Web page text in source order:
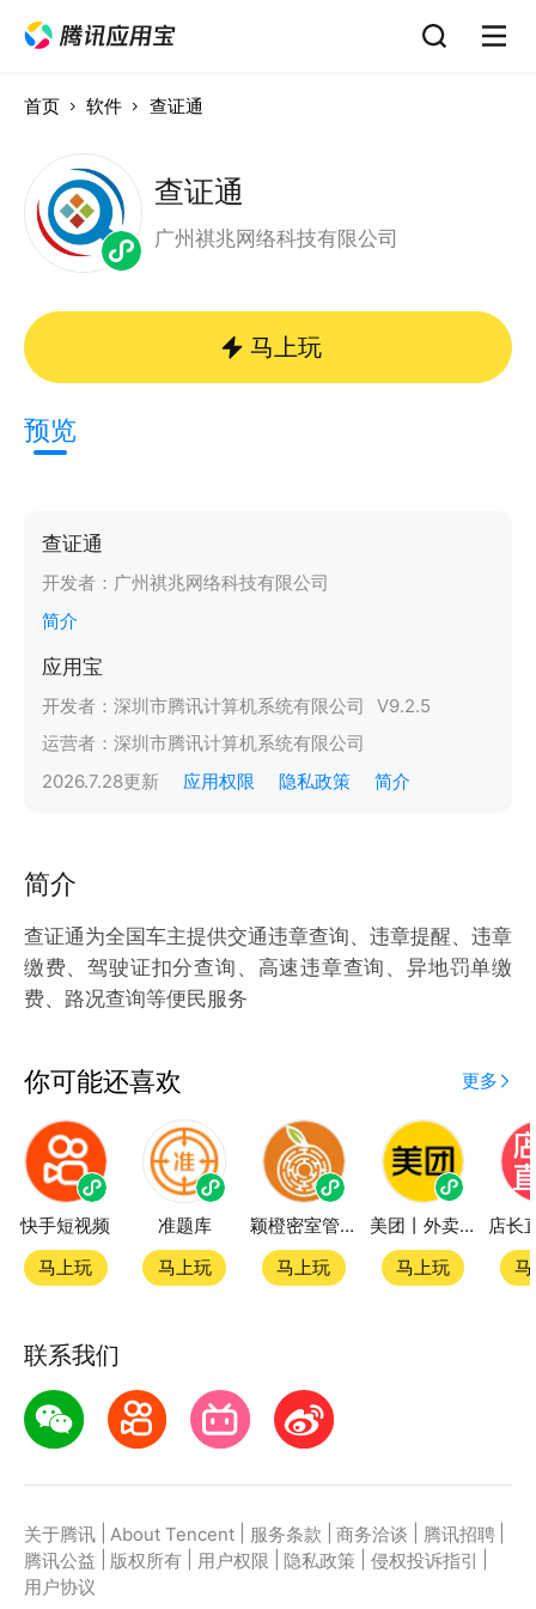
首页 软件 查证通
查证通
广州祺兆网络科技有限公司
马上玩
预览
查证通
开发者： 广州祺兆网络科技有限公司
简介
应用宝
开发者： 深圳市腾讯计算机系统有限公司 V9.2.5
运营者： 深圳市腾讯计算机系统有限公司
2026.7.28更新 应用权限 隐私政策 简介
简介
查证通为全国车主提供交通违章查询、违章提醒、违章
缴费、驾驶证扣分查询、高速违章查询、异地罚单缴
费、路况查询等便民服务
你可能还喜欢 更多
快手短视频
马上玩
准题库
马上玩
颖橙密室管家SmartOrange
马上玩
美团丨外卖团购特价美食酒店电影
马上玩
联系我们
关于腾讯 About Tencent 服务条款 商务洽谈 腾讯招聘
腾讯公益
版权所有 用户权限 隐私政策 侵权投诉指引
用户协议